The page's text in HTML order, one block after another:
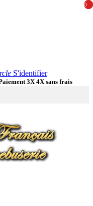
S'identifier
3X 4X sans frais
0
0